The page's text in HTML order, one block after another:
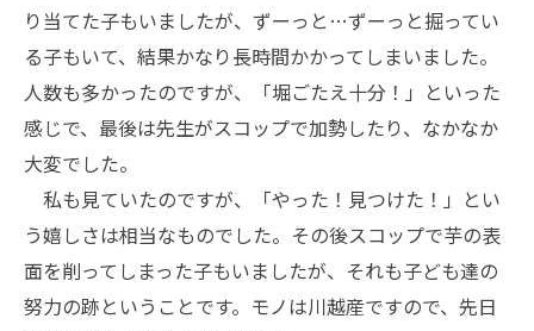
り当てた子もいましたが、ずーっと…ずーっと掘ってい
る子もいて、結果かなり長時間かかってしまいました。
人数も多かったのですが、「堀ごたえ十分！」といった
感じで、最後は先生がスコップで加勢したり、なかなか
大変でした。
私も見ていたのですが、「やった！見つけた！」とい
う嬉しさは相当なものでした。その後スコップで芋の表
面を削ってしまった子もいましたが、それも子ども達の
努力の跡ということです。モノは川越産ですので、先日